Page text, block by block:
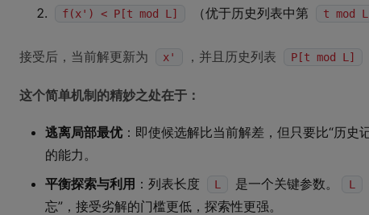
f(x') < P[t mod L] （优于历史列表中第 t mod L
接受后，当前解更新为 x' ，并且历史列表 P[t mod L]
这个简单机制的精妙之处在于：
逃离局部最优 ：即使候选解比当前解差，但只要比“历
的能力。
平衡探索与利用 ：列表长度 L 是一个关键参数。 L
忘”，接受劣解的门槛更低，探索性更强。